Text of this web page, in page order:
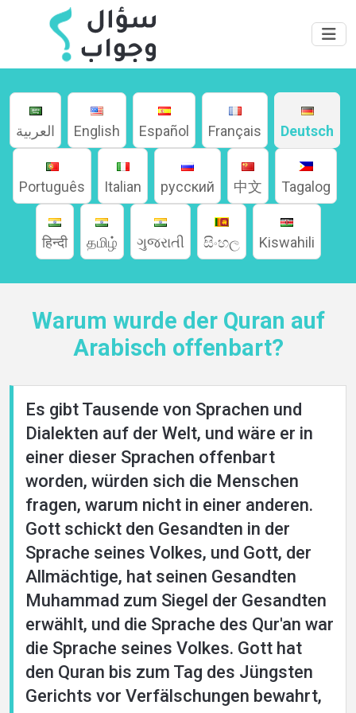
Home
About
العربية English Español Français Deutsch
Português Italian русский 中文 Tagalog
हिन्दी தமிழ் ગુજરાતી සිංහල Kiswahili
Warum wurde der Quran auf
Arabisch offenbart?
Es gibt Tausende von Sprachen und
Dialekten auf der Welt, und wäre er in
einer dieser Sprachen offenbart
worden, würden sich die Menschen
fragen, warum nicht in einer anderen.
Gott schickt den Gesandten in der
Sprache seines Volkes, und Gott, der
Allmächtige, hat seinen Gesandten
Muhammad zum Siegel der Gesandten
erwählt, und die Sprache des Qur'an war
die Sprache seines Volkes. Gott hat
den Quran bis zum Tag des Jüngsten
Gerichts vor Verfälschungen bewahrt,